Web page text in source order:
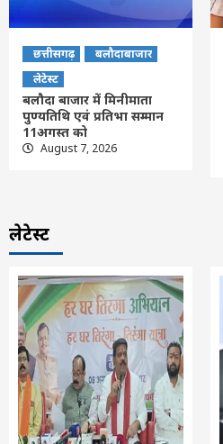
छत्तीसगढ़
बलौदाबाजार
लेटेस्ट
बलौदा बाजार में मिनीमाता
पुण्यतिथि एवं प्रतिभा सम्मान
11अगस्त को
August 7, 2026
लेटेस्ट